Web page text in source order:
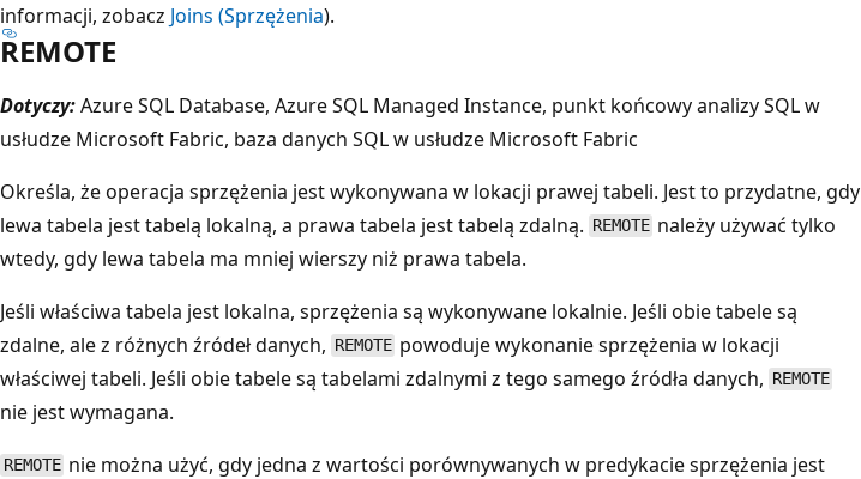
informacji, zobacz Joins (Sprzężenia).
REMOTE
Dotyczy:Azure SQL Database, Azure SQL Managed Instance, punkt końcowy analizy SQL w
usłudze Microsoft Fabric, baza danych SQL w usłudze Microsoft Fabric
Określa, że operacja sprzężenia jest wykonywana w lokacji prawej tabeli. Jest to przydatne, gdy
lewa tabela jest tabelą lokalną, a prawa tabela jest tabelą zdalną. REMOTE należy używać tylko
wtedy, gdy lewa tabela ma mniej wierszy niż prawa tabela.
Jeśli właściwa tabela jest lokalna, sprzężenia są wykonywane lokalnie. Jeśli obie tabele są
zdalne, ale z różnych źródeł danych, REMOTE powoduje wykonanie sprzężenia w lokacji
właściwej tabeli. Jeśli obie tabele są tabelami zdalnymi z tego samego źródła danych, REMOTE
nie jest wymagana.
REMOTE nie można użyć, gdy jedna z wartości porównywanych w predykacie sprzężenia jest